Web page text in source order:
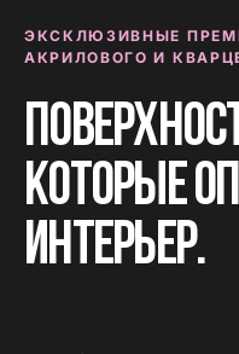
ЭКСКЛЮЗИВНЫЕ
АКРИЛОВОГО И
которые
интерьер.